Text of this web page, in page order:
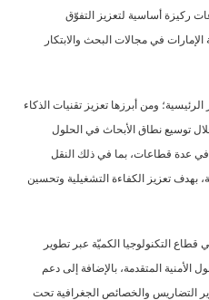
ركيزة أساسية لتعزيز التفوّق
في مجالات البحث والابتكار
ومن أبرزها تعزيز تقنيات الذكاء
توسيع نطاق الأبحاث في الحلول
في عدة قطاعات، بما في ذلك النقل
بهدف تعزيز الكفاءة التشغيلية وتحسين
قطاع التكنولوجيا الكميّة عبر تطوير
الأمنية المتقدمة، بالإضافة إلى دعم
التضاريس والخصائص الجغرافية تحت